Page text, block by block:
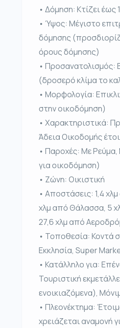
• Δόμηση: Κτίζει έως
• Ύψος: Μέγιστο
δόμησης
όρους δόμησης)
• Προσανατολισμός:
(δροσερό κλίμα το
• Μορφολογία:
στην οικοδόμηση)
• Χαρακτηριστικά:
Άδεια Οικοδομής
• Παροχές: Με
για οικοδόμηση)
• Ζώνη: Οικιστική
• Αποστάσεις: 1,4
χλμ από Θάλασσα, 5
27,6 χλμ από
• Τοποθεσία: Κοντά
Εκκλησία, Super
• Κατάλληλο για:
Τουριστική
ενοικιαζόμενα),
• Πλεονέκτημα:
χρειάζεται αναμονή